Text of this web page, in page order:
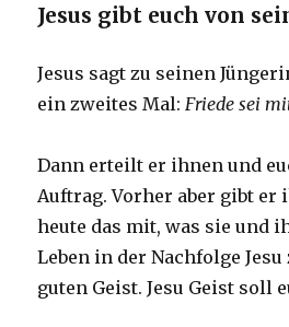
Jesus gibt euch von
Jesus sagt zu seinen
ein zweites Mal: Friede sei
Dann erteilt er ihnen und
Auftrag. Vorher aber gibt er
heute das mit, was sie und
Leben in der Nachfolge
guten Geist. Jesu Geist soll